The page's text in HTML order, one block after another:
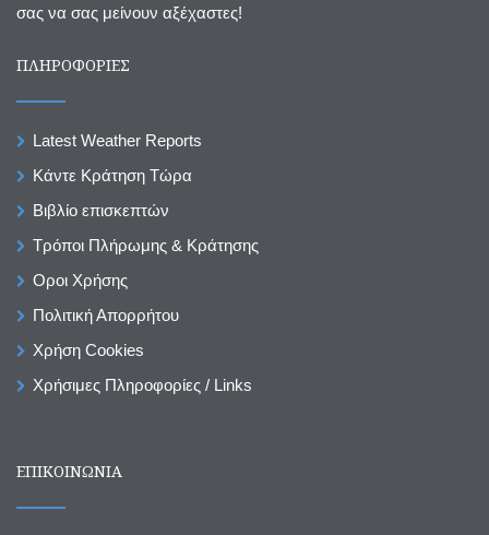
σας να σας μείνουν αξέχαστες!
ΠΛΗΡΟΦΟΡΙΕΣ
Latest Weather Reports
Κάντε Κράτηση Τώρα
Βιβλίο επισκεπτών
Τρόποι Πλήρωμης & Κράτησης
Οροι Χρήσης
Πολιτική Απορρήτου
Χρήση Cookies
Χρήσιμες Πληροφορίες / Links
ΕΠΙΚΟΙΝΩΝΙΑ